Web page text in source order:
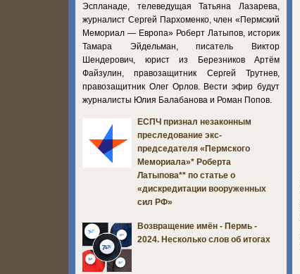
Эспланаде, телеведущая Татьяна Лазарева,
журналист Сергей Пархоменко, член «Пермский
Мемориал — Европа» Роберт Латыпов, историк
Тамара Эйдельман, писатель Виктор
Шендерович, юрист из Березников Артём
Файзулин, правозащитник Сергей Трутнев,
правозащитник Олег Орлов. Вести эфир будут
журналисты Юлия Балабанова и Роман Попов.
ЕСПЧ признал незаконным
преследование экс-
председателя «Пермского
Мемориала»* Роберта
Латыпова** по статье о
«дискредитации вооруженных
сил РФ»
Возвращение имён - Пермь -
2024. Несколько слов об итогах